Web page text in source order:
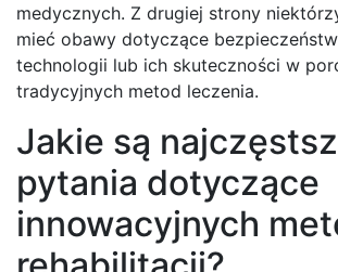
medycznych. Z drugiej strony
mieć obawy dotyczące
technologii lub ich skuteczności w
tradycyjnych metod leczenia.
Jakie są
pytania dotyczące
innowacyjnych